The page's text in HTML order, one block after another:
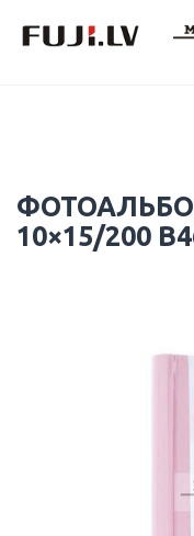
10×15/200